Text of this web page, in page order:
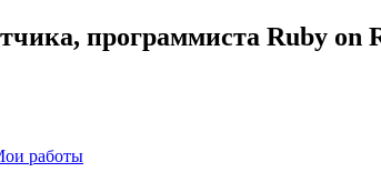
программиста Ruby
работы